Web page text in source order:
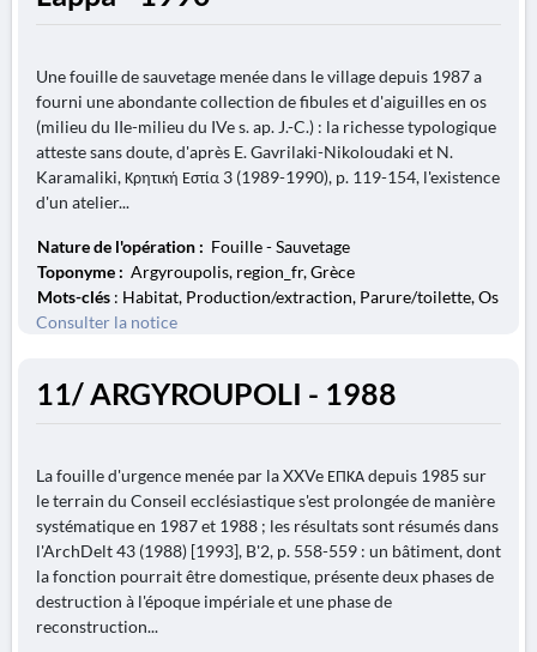
Une fouille de sauvetage menée dans le village depuis 1987 a
fourni une abondante collection de fibules et d'aiguilles en os
(milieu du IIe-milieu du IVe s. ap. J.-C.) : la richesse typologique
atteste sans doute, d'après E. Gavrilaki-Nikoloudaki et N.
Karamaliki, Κρητική Εστία 3 (1989-1990), p. 119-154, l'existence
d'un atelier...
Nature de l'opération : Fouille - Sauvetage
Toponyme : Argyroupolis, region_fr, Grèce
Mots-clés : Habitat, Production/extraction, Parure/toilette, Os
Consulter la notice
11/ ARGYROUPOLI - 1988
La fouille d'urgence menée par la XXVe ΕΠΚΑ depuis 1985 sur
le terrain du Conseil ecclésiastique s'est prolongée de manière
systématique en 1987 et 1988 ; les résultats sont résumés dans
l'ArchDelt 43 (1988) [1993], B'2, p. 558-559 : un bâtiment, dont
la fonction pourrait être domestique, présente deux phases de
destruction à l'époque impériale et une phase de
reconstruction...